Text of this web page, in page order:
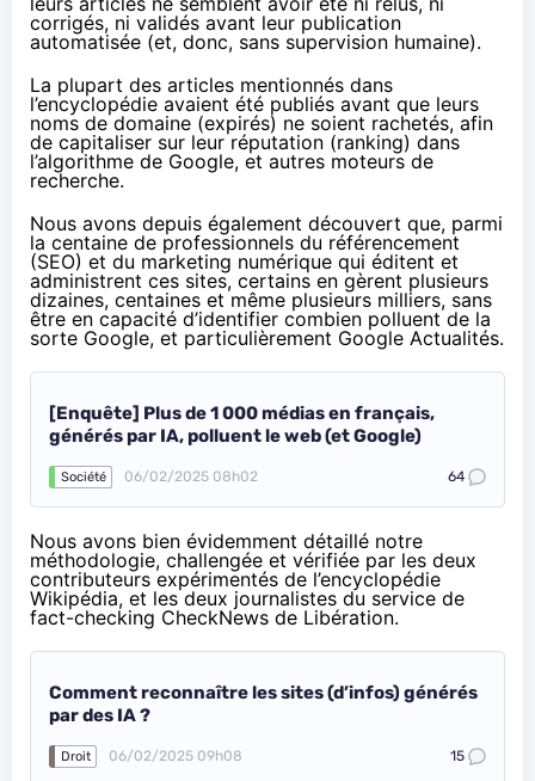
corrigés, ni validés avant leur publication
automatisée (et, donc, sans supervision humaine).
La plupart des articles mentionnés dans
l’encyclopédie avaient été publiés avant que leurs
noms de domaine (expirés) ne soient rachetés, afin
de capitaliser sur leur réputation (ranking) dans
l’algorithme de Google, et autres moteurs de
recherche.
Nous avons depuis également découvert que, parmi
la centaine de professionnels du référencement
(SEO) et du marketing numérique qui éditent et
administrent ces sites, certains en gèrent plusieurs
dizaines, centaines et même plusieurs milliers, sans
être en capacité d’identifier combien polluent de la
sorte Google, et particulièrement Google Actualités.
[Enquête] Plus de 1 000 médias en français,
générés par IA, polluent le web (et Google)
Société 06/02/2025 08h02 64
Nous avons bien évidemment détaillé notre
méthodologie, challengée et vérifiée par les deux
contributeurs expérimentés de l’encyclopédie
Wikipédia, et les deux journalistes du service de
fact-checking CheckNews de Libération.
Comment reconnaître les sites (d’infos) générés
par des IA ?
Droit 06/02/2025 09h08 15